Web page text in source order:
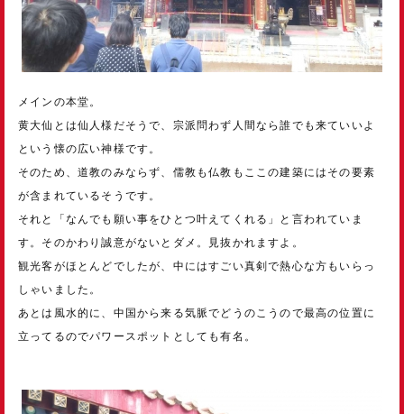
メインの本堂。
黄大仙とは仙人様だそうで、宗派問わず人間なら誰でも来ていいよ
という懐の広い神様です。
そのため、道教のみならず、儒教も仏教もここの建築にはその要素
が含まれているそうです。
それと「なんでも願い事をひとつ叶えてくれる」と言われていま
す。そのかわり誠意がないとダメ。見抜かれますよ。
観光客がほとんどでしたが、中にはすごい真剣で熱心な方もいらっ
しゃいました。
あとは風水的に、中国から来る気脈でどうのこうので最高の位置に
立ってるのでパワースポットとしても有名。